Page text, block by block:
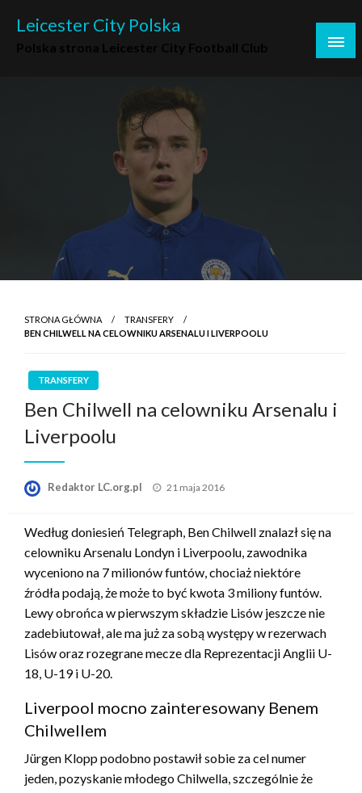
Leicester City Polska
STRONA GŁÓWNA
TRANSFERY
BEN CHILWELL NA CELOWNIKU ARSENALU I LIVERPOOLU
TRANSFERY
Ben Chilwell na celowniku Arsenalu i
Liverpoolu
Redaktor LC.org.pl
Opublikowane
21 maja 2016
Według doniesień Telegraph, Ben Chilwell znalazł się na
celowniku Arsenalu Londyn i Liverpoolu, zawodnika
wyceniono na 7 milionów funtów, chociaż niektóre
źródła podają, że może to być kwota 3 miliony funtów.
Lewy obrońca w pierwszym składzie Lisów jeszcze nie
zadebiutował, ale ma już za sobą występy w rezerwach
Lisów oraz rozegrane mecze dla Reprezentacji Anglii U-
18, U-19 i U-20.
Liverpool mocno zainteresowany Benem
Chilwellem
Jürgen Klopp podobno postawił sobie za cel numer
jeden, pozyskanie młodego Chilwella, szczególnie że